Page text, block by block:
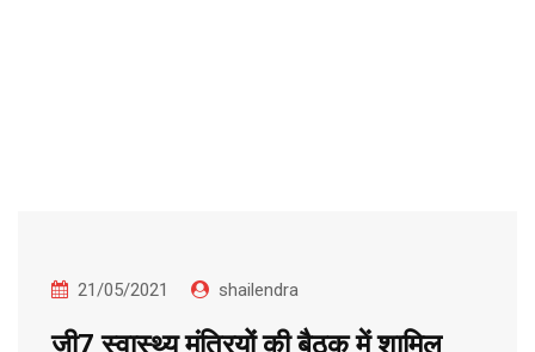
21/05/2021 shailendra